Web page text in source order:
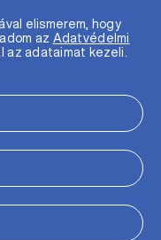
elismerem, hogy
az Adatvédelmi
az adataimat kezeli.